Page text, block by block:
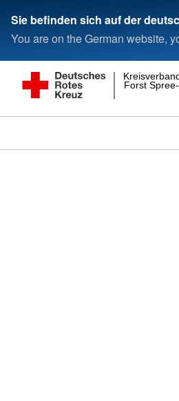
Sie befinden sich auf der
You are on the German website,
Forst